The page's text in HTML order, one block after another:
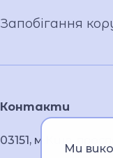
Контакти
03151, м.Київ,
Запобігання
Ми